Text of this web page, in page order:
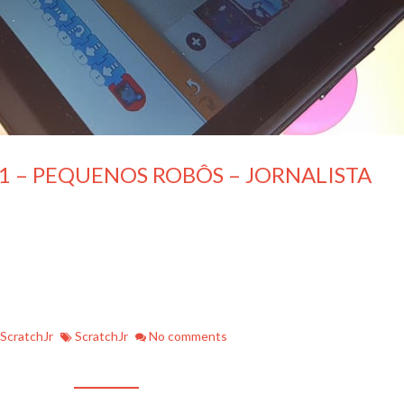
– PEQUENOS ROBÔS – JORNALISTA
ScratchJr ScratchJr No comments